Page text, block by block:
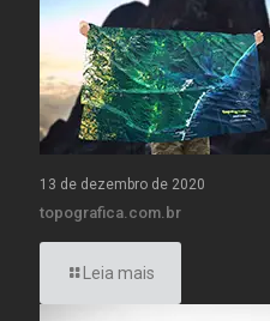
13 de dezembro de 2020
topografica.com.br
Leia mais